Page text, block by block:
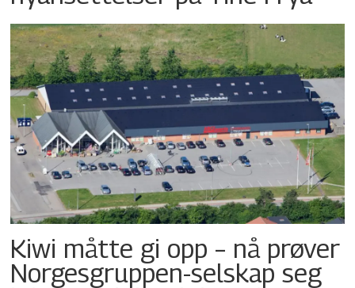
Kiwi måtte gi opp – nå prøver
Norgesgruppen-selskap seg